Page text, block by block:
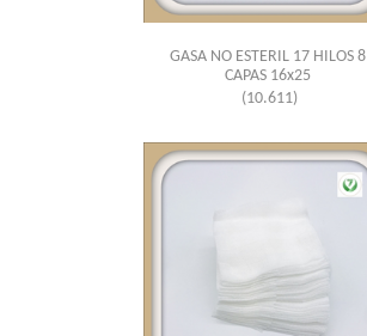
GASA NO ESTERIL 17 HILOS 8
CAPAS 16x25
(10.611)